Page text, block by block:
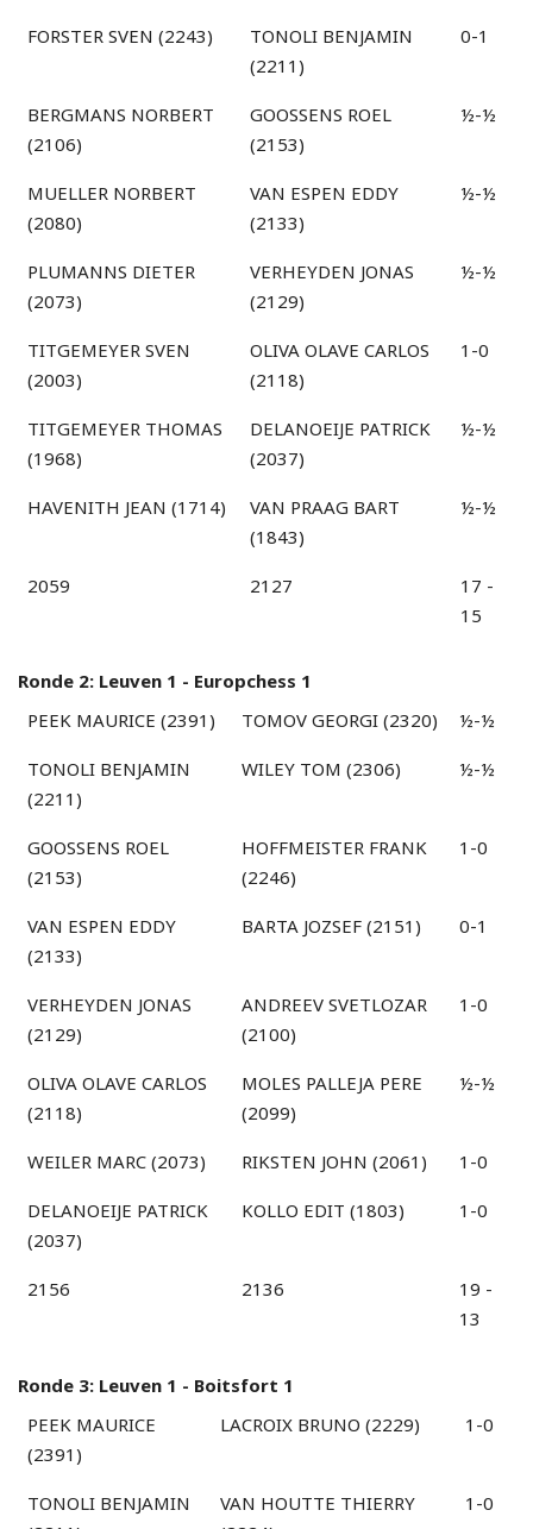
2059 2127
17 -
15
FORSTER SVEN (2243)
TONOLI BENJAMIN
(2211)
0-1
BERGMANS NORBERT
(2106)
GOOSSENS ROEL
(2153)
½-½
MUELLER NORBERT
(2080)
VAN ESPEN EDDY
(2133)
½-½
PLUMANNS DIETER
(2073)
VERHEYDEN JONAS
(2129)
½-½
TITGEMEYER SVEN
(2003)
OLIVA OLAVE CARLOS
(2118)
1-0
TITGEMEYER THOMAS
(1968)
DELANOEIJE PATRICK
(2037)
½-½
HAVENITH JEAN (1714)
VAN PRAAG BART
(1843)
½-½
Ronde 2: Leuven 1 - Europchess 1
2156 2136
19 -
13
PEEK MAURICE (2391) TOMOV GEORGI (2320) ½-½
TONOLI BENJAMIN
(2211)
WILEY TOM (2306) ½-½
GOOSSENS ROEL
(2153)
HOFFMEISTER FRANK
(2246)
1-0
VAN ESPEN EDDY
(2133)
BARTA JOZSEF (2151) 0-1
VERHEYDEN JONAS
(2129)
ANDREEV SVETLOZAR
(2100)
1-0
OLIVA OLAVE CARLOS
(2118)
MOLES PALLEJA PERE
(2099)
½-½
WEILER MARC (2073) RIKSTEN JOHN (2061) 1-0
DELANOEIJE PATRICK
(2037)
KOLLO EDIT (1803) 1-0
Ronde 3: Leuven 1 - Boitsfort 1
PEEK MAURICE
(2391)
LACROIX BRUNO (2229) 1-0
TONOLI BENJAMIN
VAN HOUTTE THIERRY
1-0